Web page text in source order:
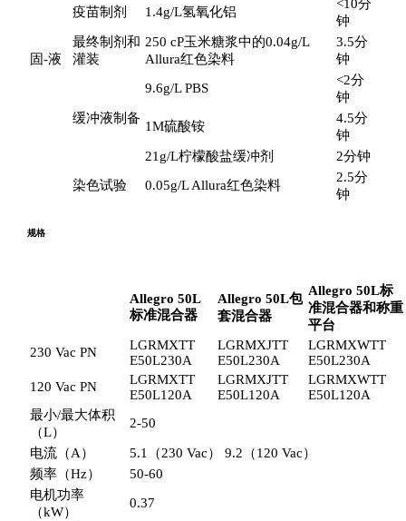
固-液
疫苗制剂
1.4g/L氢氧化铝
<10分
钟
最终制剂和
灌装
250 cP玉米糖浆中的0.04g/L
Allura红色染料
3.5分
钟
缓冲液制备
9.6g/L PBS
<2分
钟
1M硫酸铵
4.5分
钟
21g/L柠檬酸盐缓冲剂
2分钟
染色试验
0.05g/L Allura红色染料
2.5分
钟
规格
Allegro 50L
标准混合器
Allegro 50L包
套混合器
Allegro 50L标
准混合器和称重
平台
230 Vac PN
LGRMXTT
E50L230A
LGRMXJTT
E50L230A
LGRMXWTT
E50L230A
120 Vac PN
LGRMXTT
E50L120A
LGRMXJTT
E50L120A
LGRMXWTT
E50L120A
最小/最大体积
（L）
2-50
电流（A）
5.1（230 Vac） 9.2（120 Vac）
频率（Hz）
50-60
电机功率
（kW）
0.37